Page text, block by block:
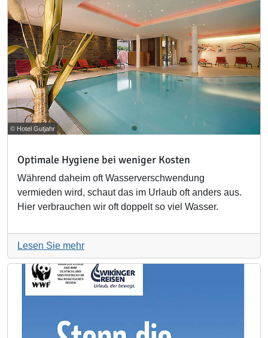
© Hotel Gutjahr
Optimale Hygiene bei weniger Kosten
Während daheim oft Wasserverschwendung
vermieden wird, schaut das im Urlaub oft anders aus.
Hier verbrauchen wir oft doppelt so viel Wasser.
Lesen Sie mehr